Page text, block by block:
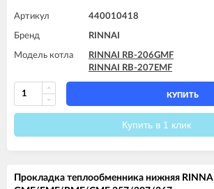
Артикул 440010418
Бренд RINNAI
Модель котла
RINNAI RB-206GMF
RINNAI RB-207EMF
КУПИТЬ
Купить в 1 клик
Прокладка теплообменника нижняя RINNAI